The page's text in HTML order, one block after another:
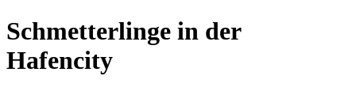
Schmetterlinge in der
Hafencity